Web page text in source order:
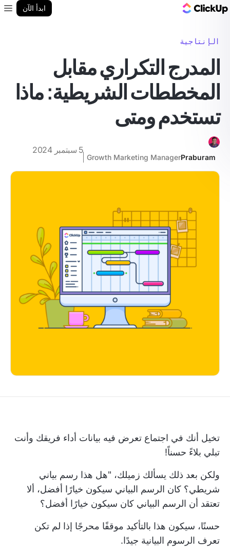
ابدأ الآن
الإنتاجية
المدرج التكراري مقابل
المخططات الشريطية: ماذا
تستخدم ومتى
Praburam
Growth Marketing Manager
5 سبتمبر 2024
تخيل أنك في اجتماع تعرض فيه بيانات أداء فريقك وأنت
تبلي بلاءً حسناً!
ولكن بعد ذلك يسألك زميلك، "هل هذا رسم بياني
شريطي؟ كان الرسم البياني سيكون خيارًا أفضل، ألا
تعتقد أن الرسم البياني كان سيكون خيارًا أفضل؟
حسنًا، سيكون هذا بالتأكيد موقفًا محرجًا إذا لم تكن
تعرف الرسوم البيانية جيدًا.